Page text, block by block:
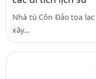
Nhà tù Côn Đảo tọa
xây...